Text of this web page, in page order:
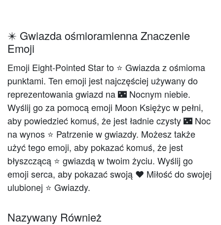
✴️ Gwiazda ośmioramienna Znaczenie
Emoji
Emoji Eight-Pointed Star to ⭐ Gwiazda z ośmioma
punktami. Ten emoji jest najczęściej używany do
reprezentowania gwiazd na 🌃 Nocnym niebie.
Wyślij go za pomocą emoji Moon Księżyc w pełni,
aby powiedzieć komuś, że jest ładnie czysty 🌃 Noc
na wynos ⭐ Patrzenie w gwiazdy. Możesz także
użyć tego emoji, aby pokazać komuś, że jest
błyszczącą ⭐ gwiazdą w twoim życiu. Wyślij go
emoji serca, aby pokazać swoją ❤️️ Miłość do swojej
ulubionej ⭐ Gwiazdy.
Nazywany Również